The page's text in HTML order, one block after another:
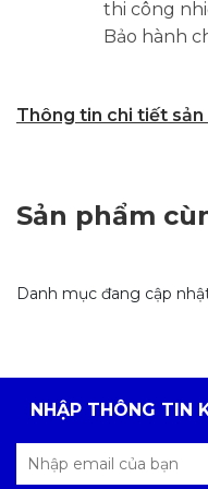
thi công
Bảo hành
Thông tin chi tiết sản
Sản phẩm
Danh mục đang cập
NHẬP THÔNG TIN